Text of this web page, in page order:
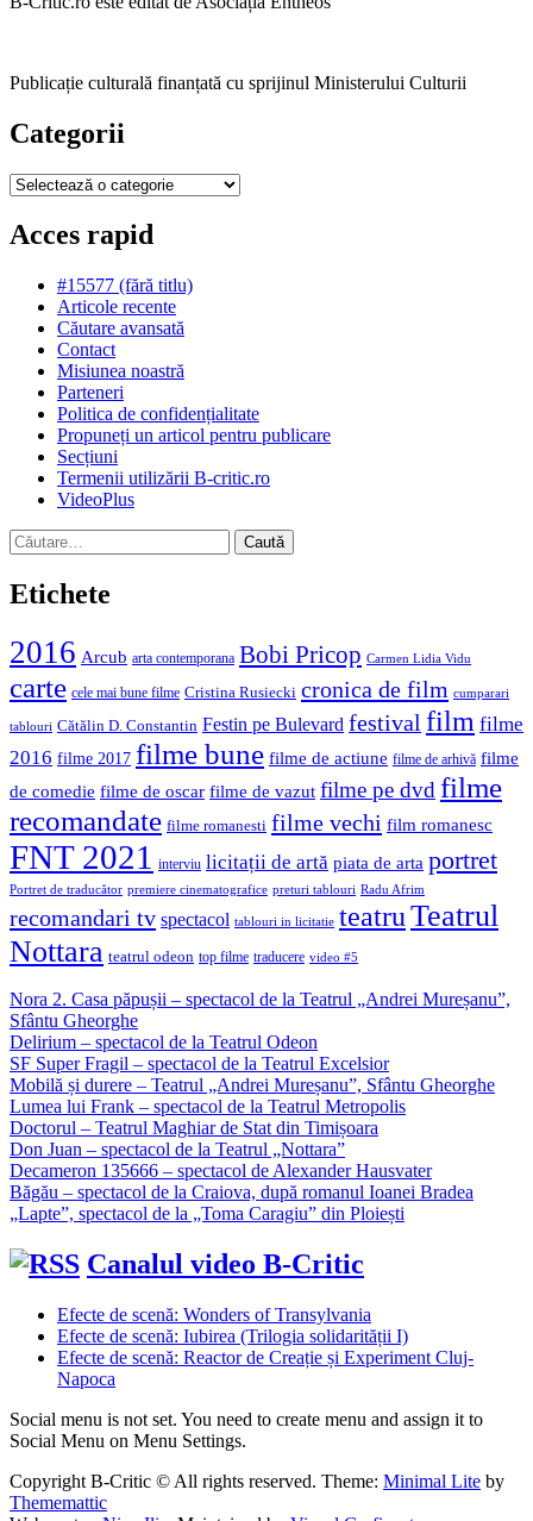
Publicație culturală finanțată cu sprijinul Ministerului Culturii
Categorii
Categorii
Acces rapid
#15577 (fără titlu)
Articole recente
Căutare avansată
Contact
Misiunea noastră
Parteneri
Politica de confidențialitate
Propuneți un articol pentru publicare
Secțiuni
Termenii utilizării B-critic.ro
VideoPlus
Caută
după:
Etichete
2016 Arcub arta contemporana Bobi Pricop Carmen Lidia Vidu
carte cele mai bune filme Cristina Rusiecki cronica de film cumparari
tablouri Cătălin D. Constantin Festin pe Bulevard festival film filme
2016 filme 2017 filme bune filme de actiune filme de arhivă filme
de comedie filme de oscar filme de vazut filme pe dvd filme
recomandate filme romanesti filme vechi film romanesc
FNT 2021 interviu licitații de artă piata de arta portret
Portret de traducător premiere cinematografice preturi tablouri Radu Afrim
recomandari tv spectacol tablouri in licitatie teatruTeatrul
Nottara teatrul odeon top filme traducere video #5
Nora 2. Casa păpușii – spectacol de la Teatrul „Andrei Mureșanu”,
Sfântu Gheorghe
Delirium – spectacol de la Teatrul Odeon
SF Super Fragil – spectacol de la Teatrul Excelsior
Mobilă și durere – Teatrul „Andrei Mureșanu”, Sfântu Gheorghe
Lumea lui Frank – spectacol de la Teatrul Metropolis
Doctorul – Teatrul Maghiar de Stat din Timișoara
Don Juan – spectacol de la Teatrul „Nottara”
Decameron 135666 – spectacol de Alexander Hausvater
Băgău – spectacol de la Craiova, după romanul Ioanei Bradea
„Lapte”, spectacol de la „Toma Caragiu” din Ploiești
Canalul video B-Critic
Efecte de scenă: Wonders of Transylvania
Efecte de scenă: Iubirea (Trilogia solidarității I)
Efecte de scenă: Reactor de Creație și Experiment Cluj-
Napoca
Social menu is not set. You need to create menu and assign it to
Social Menu on Menu Settings.
Copyright B-Critic © All rights reserved. Theme: Minimal Lite by
Thememattic